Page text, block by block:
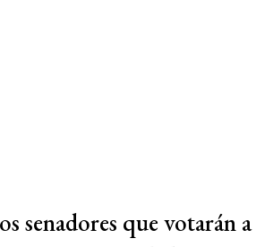
senadores que votarán a